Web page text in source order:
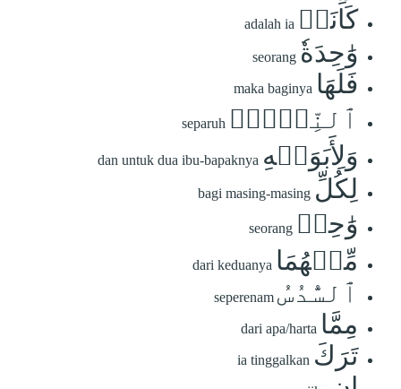
كَانَتۡ adalah ia
وَٰحِدَةٗ seorang
فَلَهَا maka baginya
ٱلنِّصۡفُۚ separuh
وَلِأَبَوَيۡهِ dan untuk dua ibu-bapaknya
لِكُلِّ bagi masing-masing
وَٰحِدٖ seorang
مِّنۡهُمَا dari keduanya
ٱلسُّدُسُ seperenam
مِمَّا dari apa/harta
تَرَكَ ia tinggalkan